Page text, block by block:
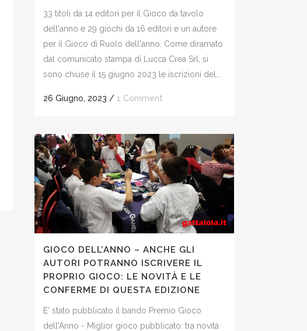
33 titoli da 14 editori per il Gioco da tavolo
dell'anno e 29 giochi da 16 editori e un autore
per il Gioco di Ruolo dell'anno. Come diramato
dal comunicato stampa di Lucca Crea Srl, si
sono chiuse il 15 giugno 2023 le iscrizioni del...
26 Giugno, 2023 / 1 Comment
GIOCO DELL’ANNO – ANCHE GLI
AUTORI POTRANNO ISCRIVERE IL
PROPRIO GIOCO: LE NOVITÀ E LE
CONFERME DI QUESTA EDIZIONE
E' stato pubblicato il bando Premio Gioco
dell'Anno - Miglior gioco pubblicato: tra novità